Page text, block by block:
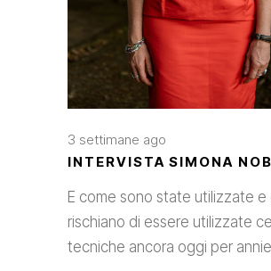
3 settimane ago
INTERVISTA SIMONA
E come sono state utilizzate e
rischiano di essere utilizzate
tecniche ancora oggi per